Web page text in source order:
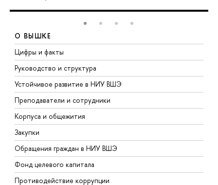
О ВЫШКЕ
Цифры и факты
Руководство и структура
Устойчивое развитие в НИУ ВШЭ
Преподаватели и сотрудники
Корпуса и общежития
Закупки
Обращения граждан в НИУ ВШЭ
Фонд целевого капитала
Противодействие коррупции